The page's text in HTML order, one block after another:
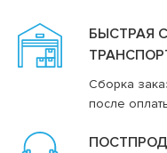
БЫСТРАЯ
Сборка
после